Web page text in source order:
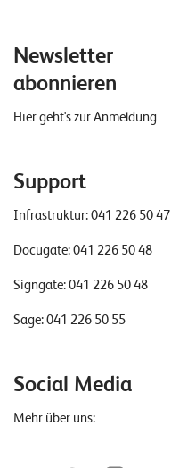
Newsletter
abonnieren
Hier geht's zur Anmeldung
Support
Infrastruktur:041 226 50 47
Docugate:041 226 50 48
Signgate:041 226 50 48
Sage:041 226 50 55
Social Media
Mehr über uns: